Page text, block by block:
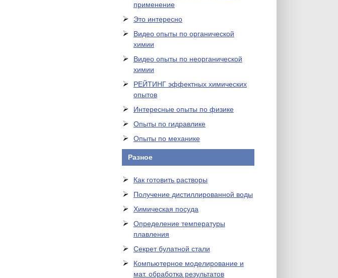
применение
Это интересно
Видео опыты по органической
химии
Видео опыты по неорганической
химии
РЕЙТИНГ эффектных химических
опытов
Интересные опыты по физике
Опыты по гидравлике
Опыты по механике
Разное
Как готовить растворы
Получение дистиллированной воды
Химическая посуда
Определение температуры
плавления
Секрет булатной стали
Компьютерное моделирование и
мат. обработка результатов